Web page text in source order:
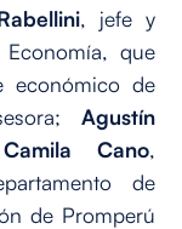
, jefe y
que
económico de
Agustín
Cano,
de
de Promperú